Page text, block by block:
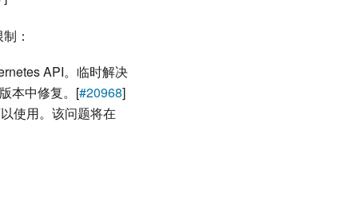
：
API。临时解决
本中修复。[#20968]
使用。该问题将在